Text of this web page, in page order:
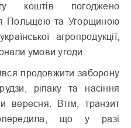
коштів погоджено
Польщею та Угорщиною
агропродукції,
умови угоди.
продовжити заборону
ріпаку та насіння
вересня. Втім, транзит
що у разі